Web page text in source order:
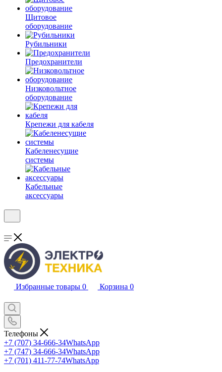
Щитовое
оборудование
Рубильники
Предохранители
Низковольтное
оборудование
Крепежи для кабеля
Кабеленесущие
системы
Кабельные
аксессуары
Избранные товары 0 Корзина 0
Телефоны
+7 (707) 34-666-34WhatsApp
+7 (747) 34-666-34WhatsApp
+7 (701) 411-77-74WhatsApp